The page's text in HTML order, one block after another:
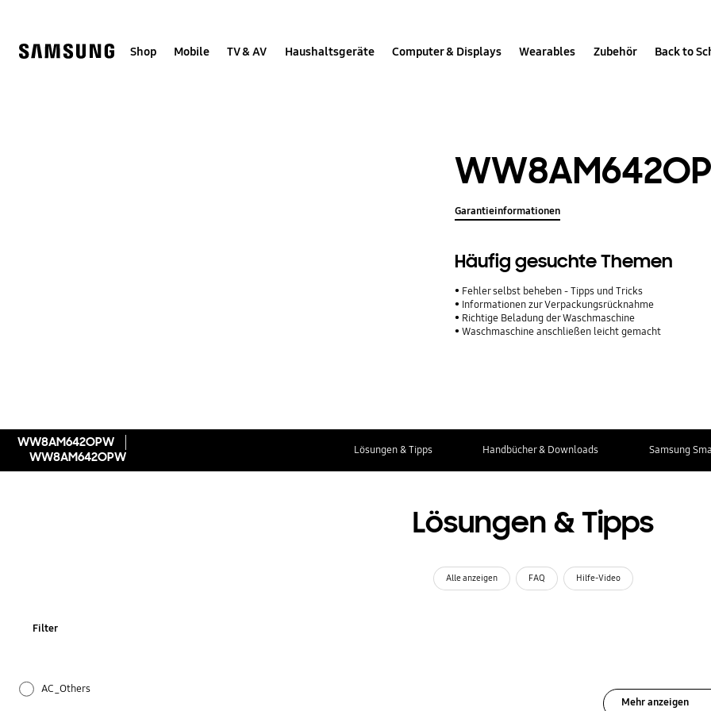
help
Shop Mobile TV & AV Haushaltsgeräte Computer & Displays Wearables Zubehör Back to
Garantieinformationen
Häufig gesuchte Themen
Fehler selbst beheben - Tipps und Tricks
Informationen zur Verpackungsrücknahme
Richtige Beladung der Waschmaschine
Waschmaschine anschließen leicht gemacht
WW8AM642OPW
WW8AM642OPW
Lösungen & Tipps Handbücher & Downloads Samsung
Lösungen & Tipps
Alle anzeigen FAQ Hilfe-Video
Filter
AC_Others
Mehr anzeigen